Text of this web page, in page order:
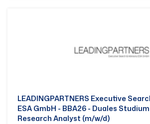
LEADINGPARTNERS Executive
ESA GmbH - BBA26 - Duales
Research Analyst (m/w/d)